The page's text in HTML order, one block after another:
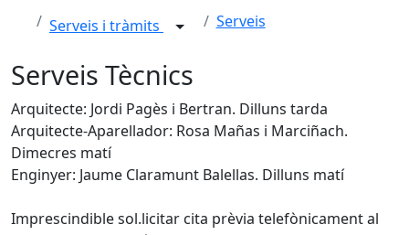
Serveis i tràmits Serveis
Serveis Tècnics
Arquitecte: Jordi Pagès i Bertran. Dilluns tarda
Arquitecte-Aparellador: Rosa Mañas i Marciñach.
Dimecres matí
Enginyer: Jaume Claramunt Balellas. Dilluns matí
Imprescindible sol.licitar cita prèvia telefònicament al